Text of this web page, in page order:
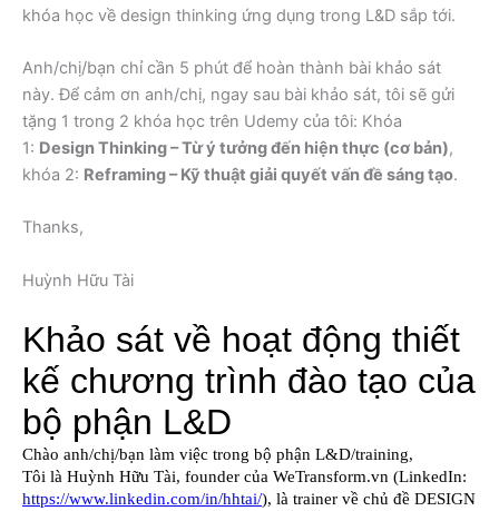
khóa học về design thinking ứng dụng trong L&D sắp tới.
Anh/chị/bạn chỉ cần 5 phút để hoàn thành bài khảo sát
này. Để cảm ơn anh/chị, ngay sau bài khảo sát, tôi sẽ gửi
tặng 1 trong 2 khóa học trên Udemy của tôi: Khóa
1: Design Thinking – Từ ý tưởng đến hiện thực (cơ bản),
khóa 2: Reframing – Kỹ thuật giải quyết vấn đề sáng tạo.
Thanks,
Huỳnh Hữu Tài